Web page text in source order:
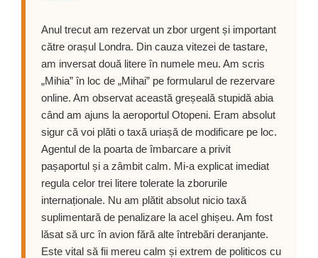
Anul trecut am rezervat un zbor urgent și important
către orașul Londra. Din cauza vitezei de tastare,
am inversat două litere în numele meu. Am scris
„Mihia” în loc de „Mihai” pe formularul de rezervare
online. Am observat această greșeală stupidă abia
când am ajuns la aeroportul Otopeni. Eram absolut
sigur că voi plăti o taxă uriașă de modificare pe loc.
Agentul de la poarta de îmbarcare a privit
pașaportul și a zâmbit calm. Mi-a explicat imediat
regula celor trei litere tolerate la zborurile
internaționale. Nu am plătit absolut nicio taxă
suplimentară de penalizare la acel ghișeu. Am fost
lăsat să urc în avion fără alte întrebări deranjante.
Este vital să fii mereu calm și extrem de politicos cu